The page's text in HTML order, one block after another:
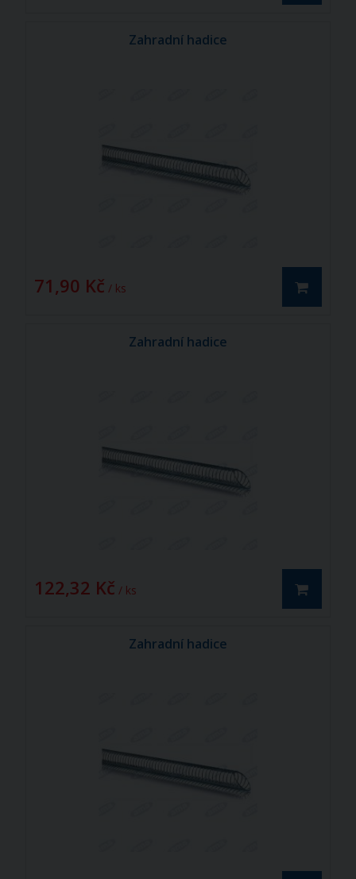
Zahradní hadice
71,90 Kč / ks
Zahradní hadice
122,32 Kč / ks
Zahradní hadice